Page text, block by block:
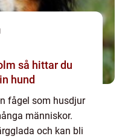
du
hund
fågel som husdjur
människor.
och kan bli